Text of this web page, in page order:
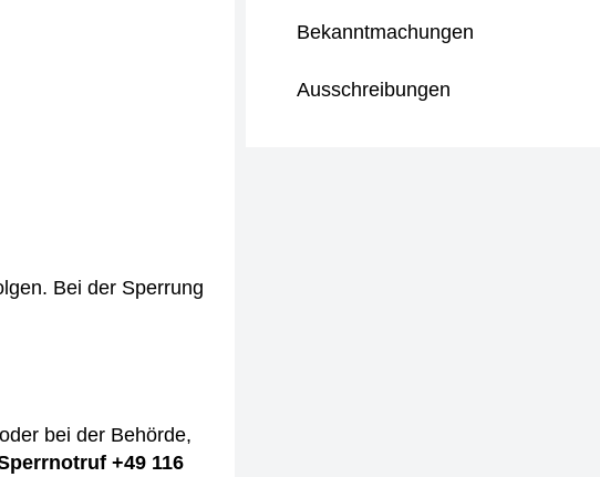
Bei der Sperrung
bei der Behörde,
+49 116
Bekanntmachungen
Ausschreibungen